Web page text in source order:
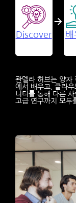
Discover 배
콴델라 허브는 양자
에서 배우고, 클라
니티를 통해 다른
고급 연구까지 모두